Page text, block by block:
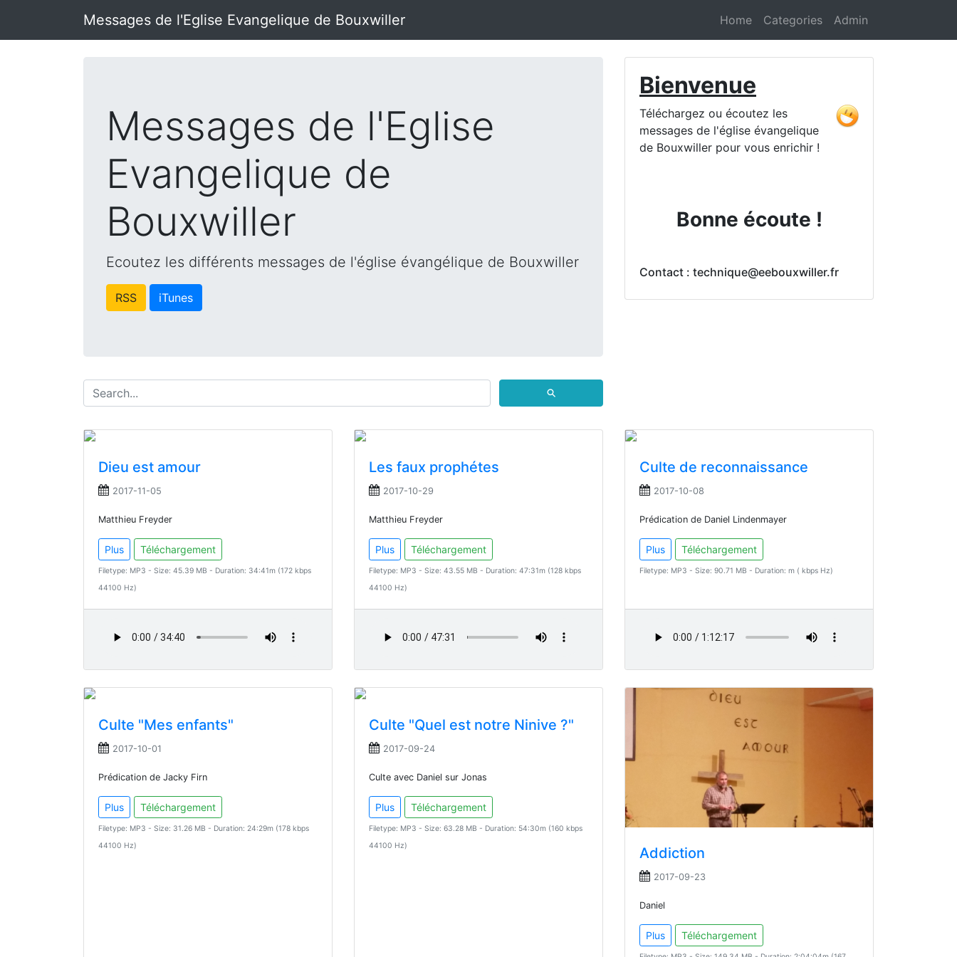
Messages de l'Eglise Evangelique de Bouxwiller Home Categories Admin
Messages de l'Eglise
Evangelique de
Bouxwiller
Ecoutez les différents messages de l'église évangélique de Bouxwiller
RSS iTunes
⚲
Bienvenue
Téléchargez ou écoutez les
messages de l'église évangelique
de Bouxwiller pour vous enrichir !
Bonne écoute !
Contact : technique@eebouxwiller.fr
Dieu est amour
2017-11-05
Matthieu Freyder
Plus Téléchargement
Filetype: MP3 - Size: 45.39 MB - Duration: 34:41m (172 kbps
44100 Hz)
Les faux prophétes
2017-10-29
Matthieu Freyder
Plus Téléchargement
Filetype: MP3 - Size: 43.55 MB - Duration: 47:31m (128 kbps
44100 Hz)
Culte de reconnaissance
2017-10-08
Prédication de Daniel Lindenmayer
Plus Téléchargement
Filetype: MP3 - Size: 90.71 MB - Duration: m ( kbps Hz)
Culte "Mes enfants"
2017-10-01
Prédication de Jacky Firn
Plus Téléchargement
Filetype: MP3 - Size: 31.26 MB - Duration: 24:29m (178 kbps
44100 Hz)
Culte "Quel est notre Ninive ?"
2017-09-24
Culte avec Daniel sur Jonas
Plus Téléchargement
Filetype: MP3 - Size: 63.28 MB - Duration: 54:30m (160 kbps
44100 Hz)
Addiction
2017-09-23
Daniel
Plus Téléchargement